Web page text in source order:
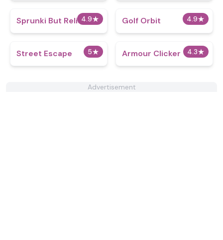
4.9★
Sprunki But Relish 4.9★
Golf Orbit
5★
Street Escape 4.3★
Armour Clicker
Advertisement